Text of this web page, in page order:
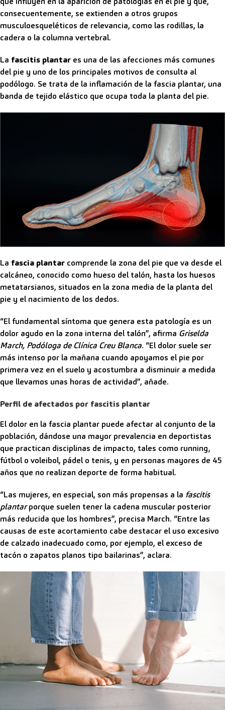
consecuentemente, se extienden a otros grupos
musculoesqueléticos de relevancia, como las rodillas, la
cadera o la columna vertebral.
La fascitis plantar es una de las afecciones más comunes
del pie y uno de los principales motivos de consulta al
podólogo. Se trata de la inflamación de la fascia plantar, una
banda de tejido elástico que ocupa toda la planta del pie.
La fascia plantar comprende la zona del pie que va desde el
calcáneo, conocido como hueso del talón, hasta los huesos
metatarsianos, situados en la zona media de la planta del
pie y el nacimiento de los dedos.
“El fundamental síntoma que genera esta patología es un
dolor agudo en la zona interna del talón”, afirma Griselda
March, Podóloga de Clínica Creu Blanca. “El dolor suele ser
más intenso por la mañana cuando apoyamos el pie por
primera vez en el suelo y acostumbra a disminuir a medida
que llevamos unas horas de actividad”, añade.
Perfil de afectados por fascitis plantar
El dolor en la fascia plantar puede afectar al conjunto de la
población, dándose una mayor prevalencia en deportistas
que practican disciplinas de impacto, tales como running,
fútbol o voleibol, pádel o tenis, y en personas mayores de 45
años que no realizan deporte de forma habitual.
“Las mujeres, en especial, son más propensas a la fascitis
plantarporque suelen tener la cadena muscular posterior
más reducida que los hombres”, precisa March. “Entre las
causas de este acortamiento cabe destacar el uso excesivo
de calzado inadecuado como, por ejemplo, el exceso de
tacón o zapatos planos tipo bailarinas”, aclara.